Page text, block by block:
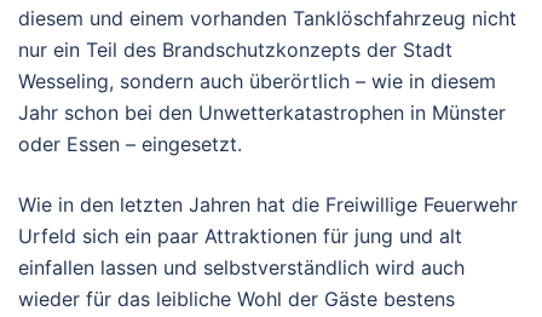
diesem und einem vorhanden Tanklöschfahrzeug nicht
nur ein Teil des Brandschutzkonzepts der Stadt
Wesseling, sondern auch überörtlich – wie in diesem
Jahr schon bei den Unwetterkatastrophen in Münster
oder Essen – eingesetzt.
Wie in den letzten Jahren hat die Freiwillige Feuerwehr
Urfeld sich ein paar Attraktionen für jung und alt
einfallen lassen und selbstverständlich wird auch
wieder für das leibliche Wohl der Gäste bestens